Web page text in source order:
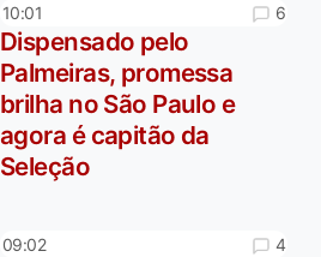
10:01 6
Dispensado pelo
Palmeiras, promessa
brilha no São Paulo e
agora é capitão da
Seleção
09:02 4